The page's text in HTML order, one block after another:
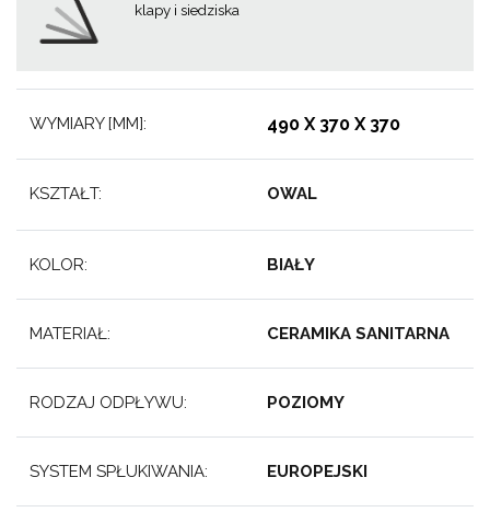
klapy i siedziska
WYMIARY [MM]: 490 X 370 X370
KSZTAŁT: OWAL
KOLOR: BIAŁY
MATERIAŁ: CERAMIKA SANITARNA
RODZAJ ODPŁYWU: POZIOMY
SYSTEM SPŁUKIWANIA: EUROPEJSKI